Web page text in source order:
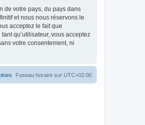
de votre pays, du pays dans
et nous nous réservons le
acceptez le fait que
qu’utilisateur, vous acceptez
votre consentement, ni
Fuseau horaire sur UTC+02:00